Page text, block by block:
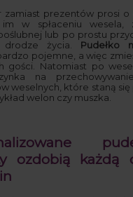
zamiast prezentów prosi
w spłaceniu wesela,
lub po prostu
drodze życia. Pudełko
pojemne, a więc
gości. Natomiast po
na
weselnych, które staną się
welon czy muszka.
ozdobią każdą